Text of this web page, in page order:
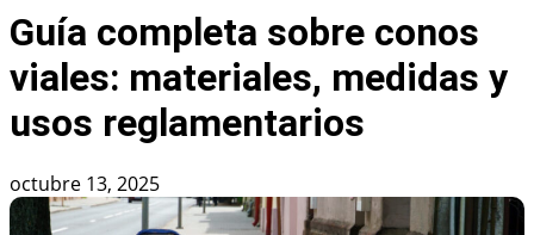
Guía completa sobre conos
viales: materiales, medidas y
usos reglamentarios
octubre 13, 2025